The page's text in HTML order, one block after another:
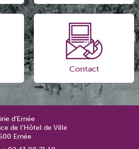
Contact
d’Ernée
de l’Hôtel de Ville
Ernée